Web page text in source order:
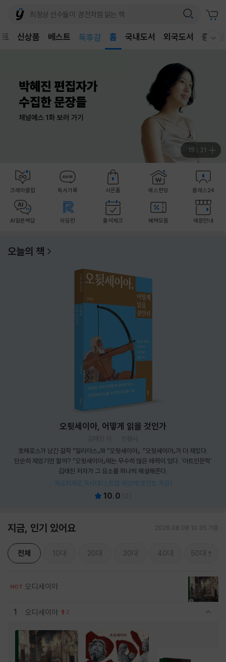
신상품 베스트
독후감
홈 국내도서 외국도서 중고샵
16 / 21
크레마클럽 독서기록 사은품 예스펀딩 클래스24
AI일문백답 리딩런 출석체크 혜택모음 매장안내
오늘의 책
오뒷세이아, 어떻게 읽을 것인가
김태진 저
민음사
호메로스가 남긴 걸작 『일리아스』와 『오뒷세이아』. 『오뒷세이아』가 더 재밌다.
단순히 재밌기만 할까? 『오뒷세이아』에는 무수히 많은 매력이 있다. '아트인문학'
김태진 저자가 그 요소를 하나씩 해설해준다.
제로퍼제로 독서대/스트랩 에코백(포인트 차감)
10.0 ( 2)
지금, 인기 있어요 2026.08.08 10:35 기준
전체 10대 20대 30대 40대 50대
HOT 오디세이아
1 오디세이아 2